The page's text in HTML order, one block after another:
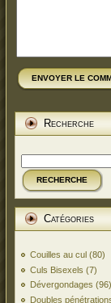
ENVOYER LE
Recherche
RECHERCHE
Catégories
Couilles au cul (80)
Culs Bisexels (7)
Dévergondages (96)
Doubles